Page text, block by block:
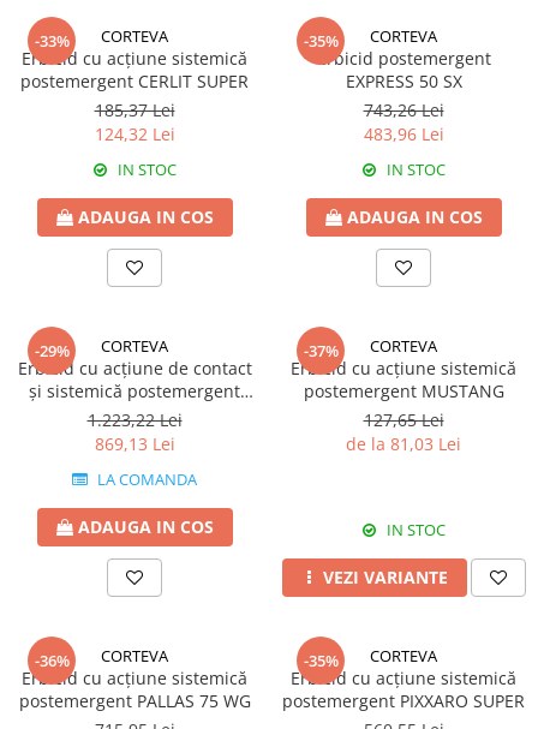
Regulatori de creștere
FLORI ORNAMENTALE
Erbicide
FRUCTE DE PĂDURE
Biostimulatori
GĂLBENELE
Erbicide
Fertilizanți foliari
GENȚIANĂ
Insecticide
Fertilizanți foliari
GRÂU
Tratament semințe
Fungicide
Insecticide
Biostimulatori
MENTĂ
Insecticide
Insecticide
MIRODENII
Fertilizanți foliari
MORCOV
Fertilizanți foliari
Insecticide
Fertilizanți foliari
Biostimulatori
Fertilizanți foliari
NĂUT
Insecticide
Insecticide
Acaricide
Biostimulatori
-33% CORTEVA
Erbicid cu acțiune sistemică
postemergent CERLIT SUPER
185,37 Lei
124,32 Lei
IN STOC
ADAUGA IN COS
-35% CORTEVA
Erbicid postemergent
EXPRESS 50 SX
743,26 Lei
483,96 Lei
IN STOC
ADAUGA IN COS
-29% CORTEVA
Erbicid cu acțiune de contact
și sistemică postemergent
GALERA SUPER
1.223,22 Lei
869,13 Lei
LA COMANDA
ADAUGA IN COS
-37% CORTEVA
Erbicid cu acțiune sistemică
postemergent MUSTANG
127,65 Lei
de la 81,03 Lei
IN STOC
VEZI VARIANTE
-36% CORTEVA
Erbicid cu acțiune sistemică
postemergent PALLAS 75 WG
-35% CORTEVA
Erbicid cu acțiune sistemică
postemergent PIXXARO SUPER